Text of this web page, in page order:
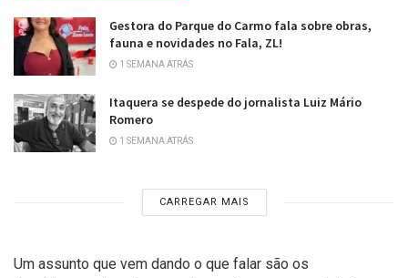
Gestora do Parque do Carmo fala sobre obras,
fauna e novidades no Fala, ZL!
1 SEMANA ATRÁS
Itaquera se despede do jornalista Luiz Mário
Romero
1 SEMANA ATRÁS
CARREGAR MAIS
Um assunto que vem dando o que falar são os